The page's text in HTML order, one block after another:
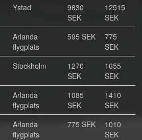
Ystad
9630
SEK
12515
SEK
Arlanda
flygplats
595 SEK
775
SEK
Stockholm
1270
SEK
1655
SEK
Arlanda
flygplats
1085
SEK
1410
SEK
Arlanda
flygplats
775 SEK
1010
SEK